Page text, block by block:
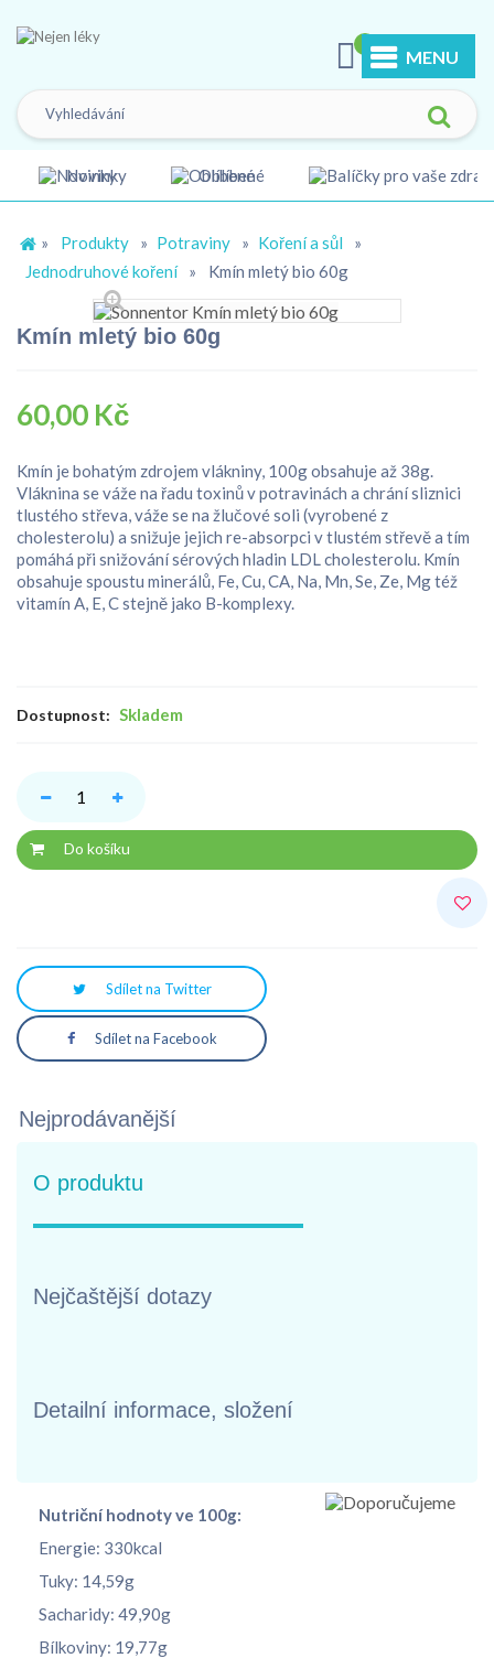
Novinky Oblíbené
MENU
» Produkty » Potraviny » Koření a sůl
»
Jednodruhové koření
» Kmín mletý bio 60g
Kmín mletý bio 60g
60,00 Kč
Kmín je bohatým zdrojem vlákniny, 100g obsahuje až 38g.
Vláknina se váže na řadu toxinů v potravinách a chrání sliznici
tlustého střeva, váže se na žlučové soli (vyrobené z
cholesterolu) a snižuje jejich re-absorpci v tlustém střevě a tím
pomáhá při snižování sérových hladin LDL cholesterolu. Kmín
obsahuje spoustu minerálů, Fe, Cu, CA, Na, Mn, Se, Ze, Mg též
vitamín A, E, C stejně jako B-komplexy.
Dostupnost: Skladem
Do košíku
Sdílet na Twitter
Sdílet na Facebook
Nejprodávanější
O produktu
Nejčaštější dotazy
Detailní informace, složení
Nutriční hodnoty ve 100g:
Energie: 330kcal
Tuky: 14,59g
Sacharidy: 49,90g
Bílkoviny: 19,77g